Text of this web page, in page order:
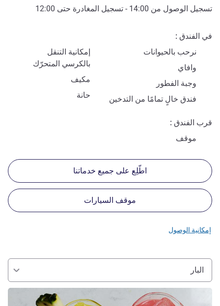
تسجيل الوصول من 14:00 - تسجيل المغادرة حتى 12:00
في الفندق
نرحب بالحيوانات
إمكانية التنقل
بالكرسي المتحرّك
وافاي
مكيف
وجبة الفطور
حانة
فندق خالٍ تمامًا من التدخين
قرب الفندق
موقف
اطّلِع على جميع خدماتنا
موقف السيارات
إمكانية الوصول
البار
راجع التفاصيل